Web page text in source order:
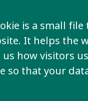
is a small
It helps the
how visitors
so that your
red
en su